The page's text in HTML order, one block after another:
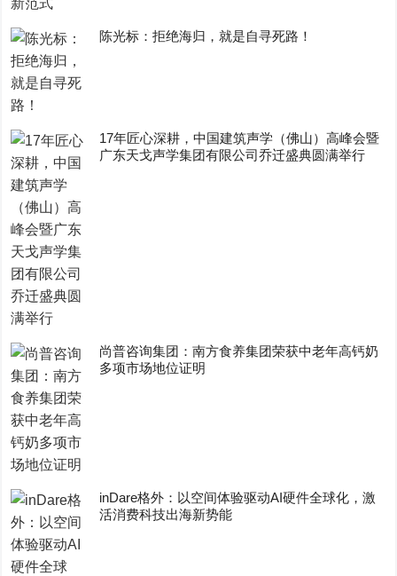
陈光标：拒绝海归，就是自寻死路！
17年匠心深耕，中国建筑声学（佛山）高峰会暨
广东天戈声学集团有限公司乔迁盛典圆满举行
尚普咨询集团：南方食养集团荣获中老年高钙奶
多项市场地位证明
inDare格外：以空间体验驱动AI硬件全球化，激
活消费科技出海新势能